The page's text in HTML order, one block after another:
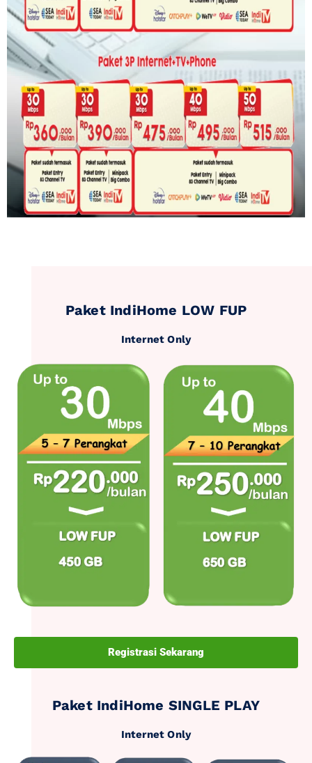
Paket IndiHome LOW FUP
Internet Only
Registrasi Sekarang
Paket IndiHome SINGLE PLAY
Internet Only